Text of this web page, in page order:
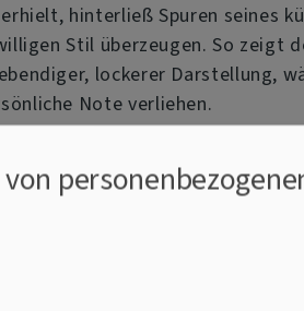
hinterließ Spuren seines
Stil überzeugen. So
lockerer Darstellung,
Note verliehen.
Kanzelkorb, der auf den
in der Hand und die
tiefgründige symbolische
erbaut von der